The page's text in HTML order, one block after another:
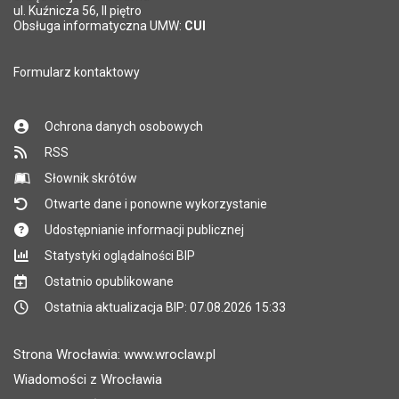
*
Pole wymagane
ul. Kuźnicza 56, II piętro
Obsługa informatyczna UMW: CUI
Formularz kontaktowy
Ochrona danych osobowych
RSS
Słownik skrótów
Otwarte dane i ponowne wykorzystanie
Udostępnianie informacji publicznej
Statystyki oglądalności BIP
Ostatnio opublikowane
Ostatnia aktualizacja BIP: 07.08.2026 15:33
Strona Wrocławia: www.wroclaw.pl
Wiadomości z Wrocławia